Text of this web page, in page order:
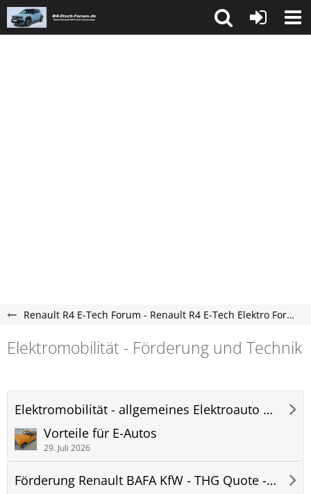
Renault R4 E-Tech Forum - Renault R4 E-Tech Elektro Forum
Elektromobilität - Förderung und Technik
Elektromobilität - allgemeines Elektroauto Forum
Vorteile für E-Autos
29. Juli 2026
Förderung Renault BAFA KfW - THG Quote - R4 Etech Forum